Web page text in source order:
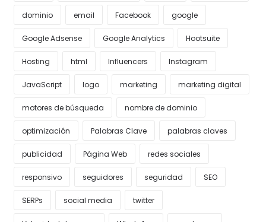
dominio email Facebook google
Google Adsense Google Analytics Hootsuite
Hosting html Influencers Instagram
JavaScript logo marketing marketing digital
motores de búsqueda nombre de dominio
optimización Palabras Clave palabras claves
publicidad Página Web redes sociales
responsivo seguidores seguridad SEO
SERPs social media twitter